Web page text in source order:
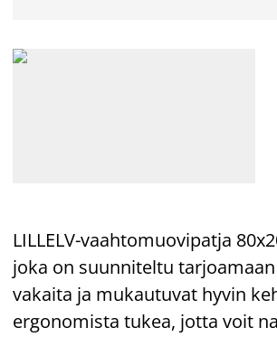
LILLELV-vaahtomuovipatja
joka on suunniteltu
vakaita ja mukautuvat hyvin
ergonomista tukea, jotta voit